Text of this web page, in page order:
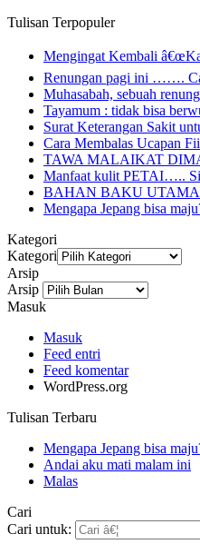
Tulisan Terpopuler
Mengingat Kembali
Renungan pagi ini …….
Muhasabah, sebuah
Tayamum : tidak bisa
Surat Keterangan Sakit
Cara Membalas Ucapan
TAWA MALAIKAT
Manfaat kulit PETAI…..
BAHAN BAKU
Mengapa Jepang bisa
Kategori
Kategori
Arsip
Arsip
Masuk
Masuk
Feed entri
Feed komentar
WordPress.org
Tulisan Terbaru
Mengapa Jepang bisa
Andai aku mati malam ini
Malas
Cari
Cari untuk: